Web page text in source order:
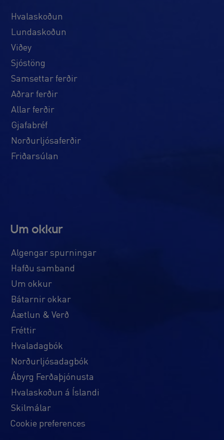
Hvalaskoðun
Lundaskoðun
Viðey
Sjóstöng
Samsettar ferðir
Aðrar ferðir
Allar ferðir
Gjafabréf
Norðurljósaferðir
Friðarsúlan
Um okkur
Algengar spurningar
Hafðu samband
Um okkur
Bátarnir okkar
Áætlun & Verð
Fréttir
Hvaladagbók
Norðurljósadagbók
Ábyrg Ferðaþjónusta
Hvalaskoðun á Íslandi
Skilmálar
Cookie preferences